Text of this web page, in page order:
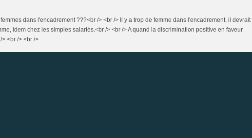
dans l'encadrement ???<br /> <br /> Il y a trop de femme dans l'encadrement, il devrait
idem chez les simples salariés.<br /> <br /> A quand la discrimination positive en faveur
<br /> <br />